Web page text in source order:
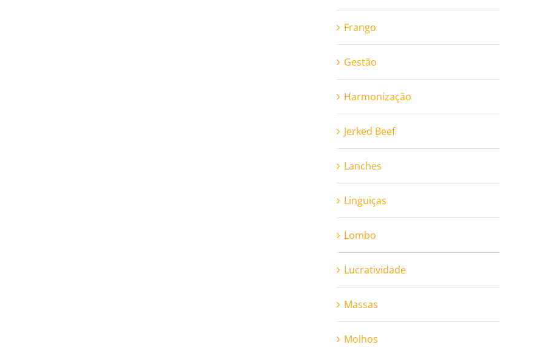
Frango
Gestão
Harmonização
Jerked Beef
Lanches
Linguiças
Lombo
Lucratividade
Massas
Molhos